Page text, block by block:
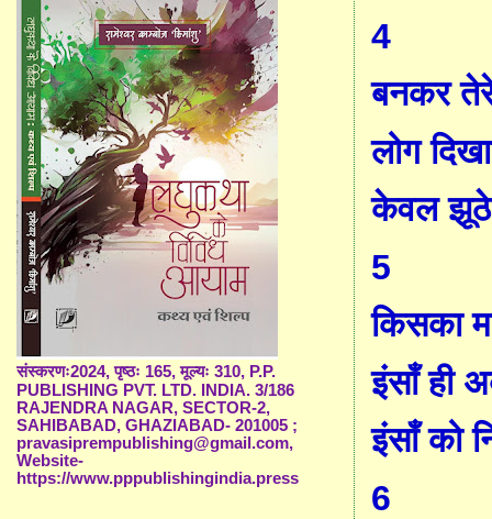
4
बनकर
लोग
केवल
5
किसका
इंसाँ ही
इंसाँ को
6
संस्करणः2024, पृष्ठः 165, मूल्यः 310, P.P.
PUBLISHING PVT. LTD. INDIA. 3/186
RAJENDRA NAGAR, SECTOR-2,
SAHIBABAD, GHAZIABAD- 201005 ;
pravasiprempublishing@gmail.com,
Website-
https://www.pppublishingindia.press